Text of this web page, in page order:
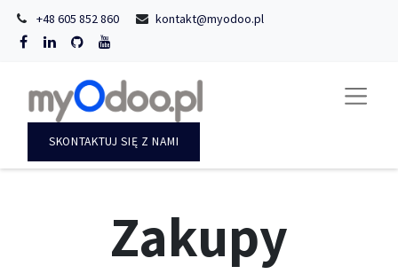
+48 605 852 860 kontakt@myodoo.pl
SKONTAKTUJ SIĘ Z NAMI
Zakupy